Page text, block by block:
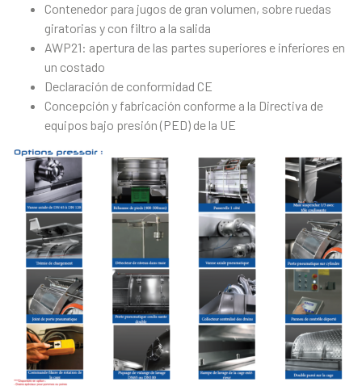
Contenedor para jugos de gran volumen, sobre ruedas
giratorias y con filtro a la salida
AWP21: apertura de las partes superiores e inferiores en
un costado
Declaración de conformidad CE
Concepción y fabricación conforme a la Directiva de
equipos bajo presión (PED) de la UE